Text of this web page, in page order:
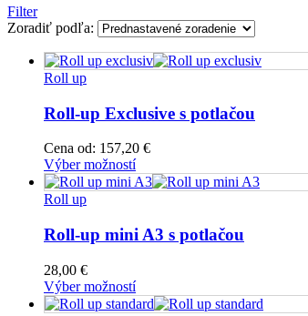
Filter
Zoradiť podľa:
Roll up
Roll-up Exclusive s potlačou
Cena od: 157,20 €
Výber možností
Roll up
Roll-up mini A3 s potlačou
28,00 €
Výber možností